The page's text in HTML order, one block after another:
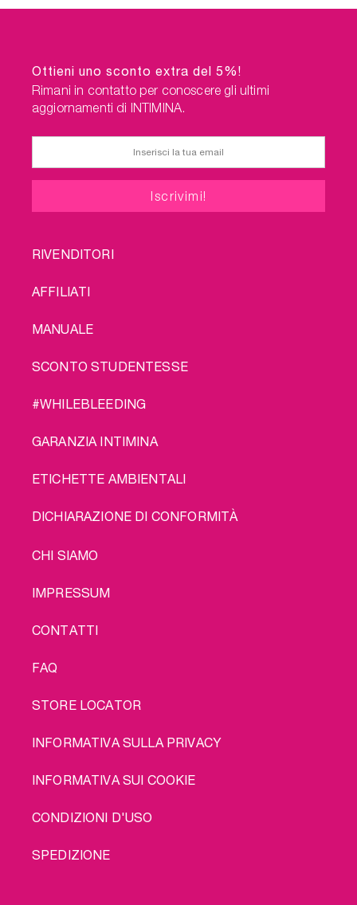
Ottieni uno sconto extra del 5%!
Rimani in contatto per conoscere gli ultimi
aggiornamenti di INTIMINA.
FOOTER
RIVENDITORI
AFFILIATI
MANUALE
SCONTO STUDENTESSE
#WHILEBLEEDING
GARANZIA INTIMINA
ETICHETTE AMBIENTALI
DICHIARAZIONE DI CONFORMITÀ
LEGAL
CHI SIAMO
IMPRESSUM
CONTATTI
FAQ
STORE LOCATOR
INFORMATIVA SULLA PRIVACY
INFORMATIVA SUI COOKIE
CONDIZIONI D'USO
SPEDIZIONE